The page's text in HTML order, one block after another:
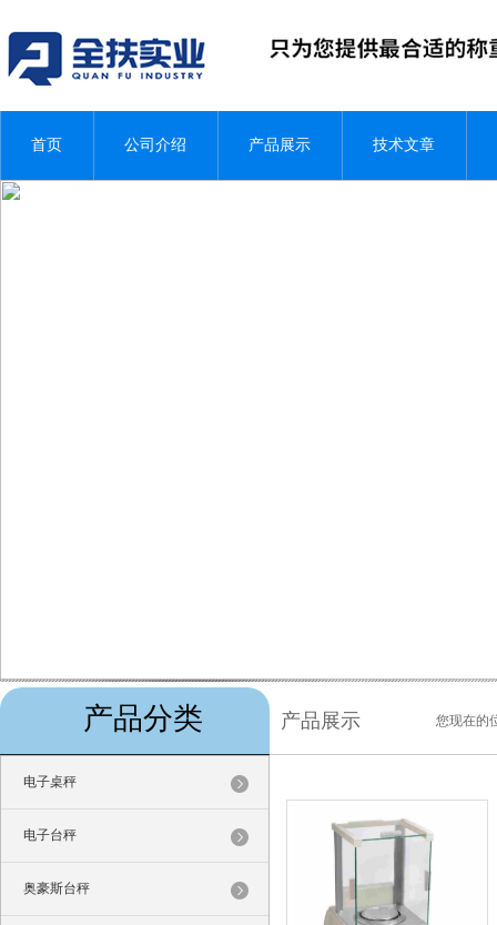
首页 公司介绍 产品展示 技术文章
产品分类
电子桌秤
电子台秤
奥豪斯台秤
产品展示 您现在的